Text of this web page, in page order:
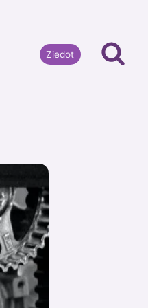
Ziedot